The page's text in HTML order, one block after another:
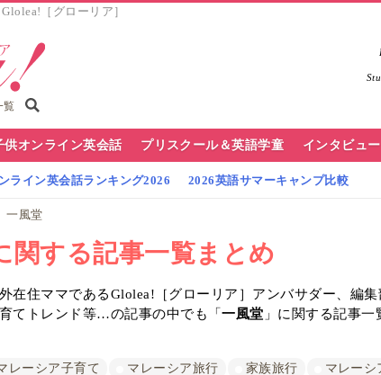
［グローリア］
覧
供オンライン英会話 プリスクール＆英語学童 インタビュー
ライン英会話ランキング2026 2026英語サマーキャンプ比較
一風堂
関する記事一覧まとめ
在住ママであるGlolea!［グローリア］アンバサダー、編
てトレンド等…の記事の中でも「一風堂 」に関する記事一
レーシア子育て マレーシア旅行 家族旅行
マレーシ